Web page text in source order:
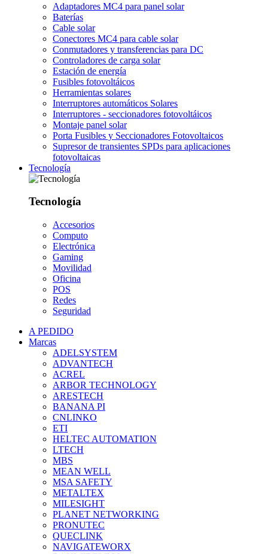
Adaptadores MC4 para panel solar
Baterías
Cable solar
Conectores MC4 para cable solar
Conmutadores y transferencias para DC
Controladores de carga solar
Estación de energía
Fusibles fotovoltáicos
Herramientas solares
Interruptores automáticos Solares
Interruptores - seccionadores fotovoltáicos
Montaje panel solar
Porta Fusibles y Seccionadores Fotovoltaicos
Supresor de transientes SPDs para aplicaciones
fotovoltaicas
Tecnología
Tecnología
Accesorios
Computo
Electrónica
Gaming
Movilidad
Oficina
POS
Redes
Seguridad
A PEDIDO
Marcas
ADELSYSTEM
ADVANTECH
ACREL
ARBOR TECHNOLOGY
ARESTECH
BANANA PI
CNLINKO
ETI
HELTEC AUTOMATION
LTECH
MBS
MEAN WELL
MSA SAFETY
METALTEX
MILESIGHT
PLANET NETWORKING
PRONUTEC
QUECLINK
NAVIGATEWORX